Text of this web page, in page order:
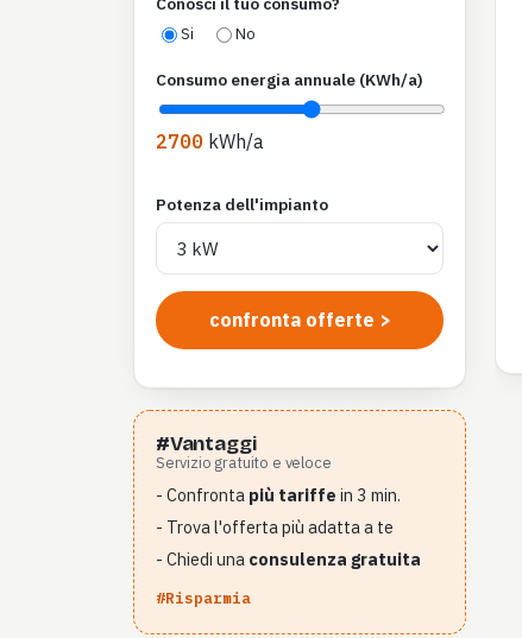
Si
No
Consumo energia annuale (KWh/a)
2700 kWh/a
Potenza dell'impianto
confronta offerte >
#Vantaggi
Servizio gratuito e veloce
- Confronta più tariffe in 3 min.
- Trova l'offerta più adatta a te
- Chiedi una consulenza gratuita
#Risparmia